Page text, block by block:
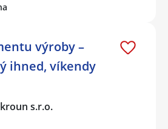
výroby –
ihned, víkendy
s.r.o.